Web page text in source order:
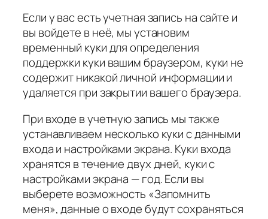
Если у вас есть учетная запись на сайте и
вы войдете в неё, мы установим
временный куки для определения
поддержки куки вашим браузером, куки не
содержит никакой личной информации и
удаляется при закрытии вашего браузера.
При входе в учетную запись мы также
устанавливаем несколько куки с данными
входа и настройками экрана. Куки входа
хранятся в течение двух дней, куки с
настройками экрана — год. Если вы
выберете возможность «Запомнить
меня», данные о входе будут сохраняться